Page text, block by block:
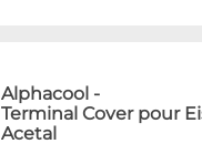
Alphacool -
Terminal Cover pour
Acetal